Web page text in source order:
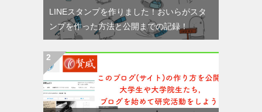
LINEスタンプを作りました！おいらがスタ
ンプを作った方法と公開までの記録！